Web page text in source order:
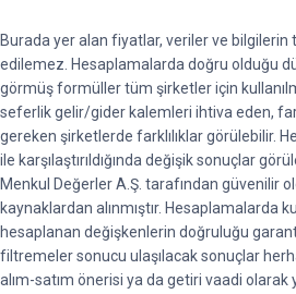
Burada yer alan fiyatlar, veriler ve
edilemez. Hesaplamalarda doğru olduğu
görmüş formüller tüm şirketler için
seferlik gelir/gider kalemleri ihtiva eden,
gereken şirketlerde farklılıklar görülebilir.
ile karşılaştırıldığında değişik sonuçlar
Menkul Değerler A.Ş. tarafından güvenilir
kaynaklardan alınmıştır. Hesaplamalarda
hesaplanan değişkenlerin doğruluğu
filtremeler sonucu ulaşılacak sonuçlar
alım-satım önerisi ya da getiri vaadi olarak